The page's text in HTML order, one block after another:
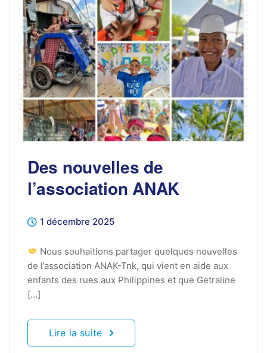
Des nouvelles de
l’association ANAK
1 décembre 2025
Nous souhaitions partager quelques nouvelles
de l’association ANAK-Tnk, qui vient en aide aux
enfants des rues aux Philippines et que Getraline
[…]
Lire la suite